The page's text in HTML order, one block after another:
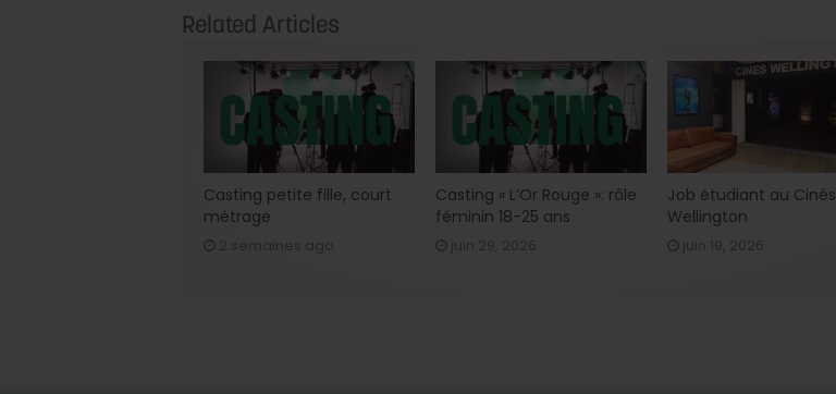
Related Articles
Casting petite fille, court
métrage
2 semaines ago
Casting « L’Or Rouge »: rôle
féminin 18-25 ans
juin 29, 2026
Job étudiant au Cinés
Wellington
juin 19, 2026